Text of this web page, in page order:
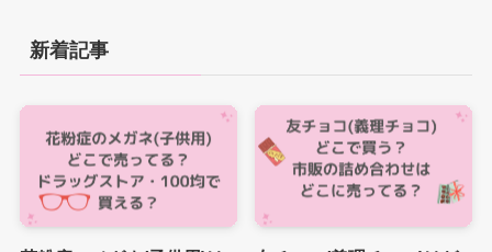
新着記事